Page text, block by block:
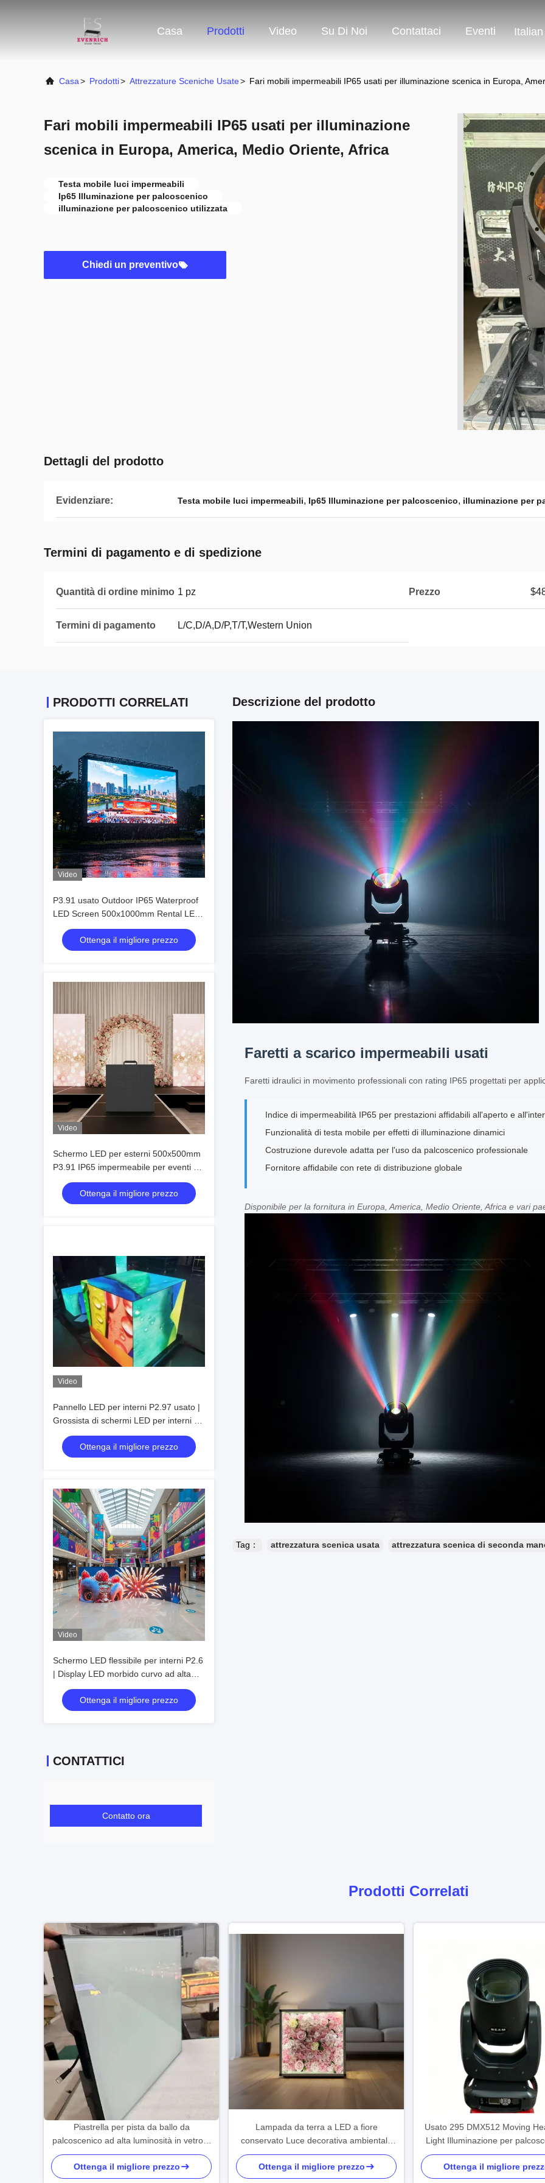
Casa Prodotti Video Su Di Noi Contattaci Eventi Italian
Casa> Prodotti> Attrezzature Sceniche Usate> Fari mobili impermeabili IP65 usati per illuminazione scenica in Europa,
Fari mobili impermeabili IP65 usati per illuminazione
scenica in Europa, America, Medio Oriente, Africa
Testa mobile luci impermeabili
Ip65 Illuminazione per palcoscenico
illuminazione per palcoscenico utilizzata
Chiedi un preventivo
Dettagli del prodotto
Evidenziare: Testa mobile luci impermeabili, Ip65 Illuminazione per palcoscenico, illuminazione per
Termini di pagamento e di spedizione
Quantità di ordine minimo 1 pz Prezzo
Termini di pagamento L/C,D/A,D/P,T/T,Western Union
PRODOTTI CORRELATI
Video
P3.91 usato Outdoor IP65 Waterproof
LED Screen 500x1000mm Rental LED
Video Wall per eventi
Ottenga il migliore prezzo
Video
Schermo LED per esterni 500x500mm
P3.91 IP65 impermeabile per eventi e
pubblicità
Ottenga il migliore prezzo
Video
Pannello LED per interni P2.97 usato |
Grossista di schermi LED per interni ad
alta frequenza di aggiornamento
Ottenga il migliore prezzo
Video
Schermo LED flessibile per interni P2.6
| Display LED morbido curvo ad alta
risoluzione
Ottenga il migliore prezzo
CONTATTICI
Contatto ora
Descrizione del prodotto
Faretti a scarico impermeabili usati
Faretti idraulici in movimento professionali con rating IP65 progettati per
Indice di impermeabilità IP65 per prestazioni affidabili all'aperto e
Funzionalità di testa mobile per effetti di illuminazione dinamici
Costruzione durevole adatta per l'uso da palcoscenico professionale
Fornitore affidabile con rete di distribuzione globale
Disponibile per la fornitura in Europa, America, Medio Oriente, Africa e vari
Tag： attrezzatura scenica usata attrezzatura scenica di seconda
Prodotti Correlati
Piastrella per pista da ballo da
palcoscenico ad alta luminosità in vetro a
LED per eventi bar per matrimoni Vendita
calda in Africa Medio Oriente Sud-est
asiatico
Ottenga il migliore prezzo
Lampada da terra a LED a fiore
conservato Luce decorativa ambientale
per soggiorno camera da letto Vendita
calda in Africa Medio Oriente Sud-est
asiatico
Ottenga il migliore prezzo
Usato 295 DMX512 Moving
Light Illuminazione per
interni Vendita calda in
Oriente, Sud-est asiatico e
Ottenga il migliore